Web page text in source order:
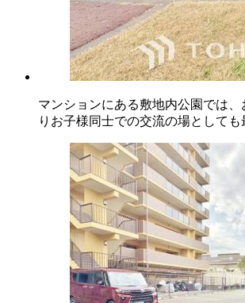
マンションにある敷地内公園では、
りお子様同士での交流の場としても